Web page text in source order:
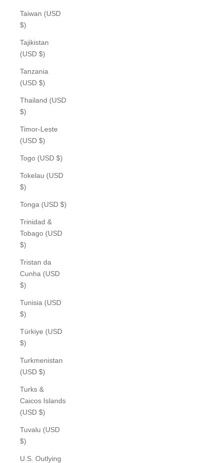
Taiwan (USD
$)
Tajikistan
(USD $)
Tanzania
(USD $)
Thailand (USD
$)
Timor-Leste
(USD $)
Togo (USD $)
Tokelau (USD
$)
Tonga (USD $)
Trinidad &
Tobago (USD
$)
Tristan da
Cunha (USD
$)
Tunisia (USD
$)
Türkiye (USD
$)
Turkmenistan
(USD $)
Turks &
Caicos Islands
(USD $)
Tuvalu (USD
$)
U.S. Outlying